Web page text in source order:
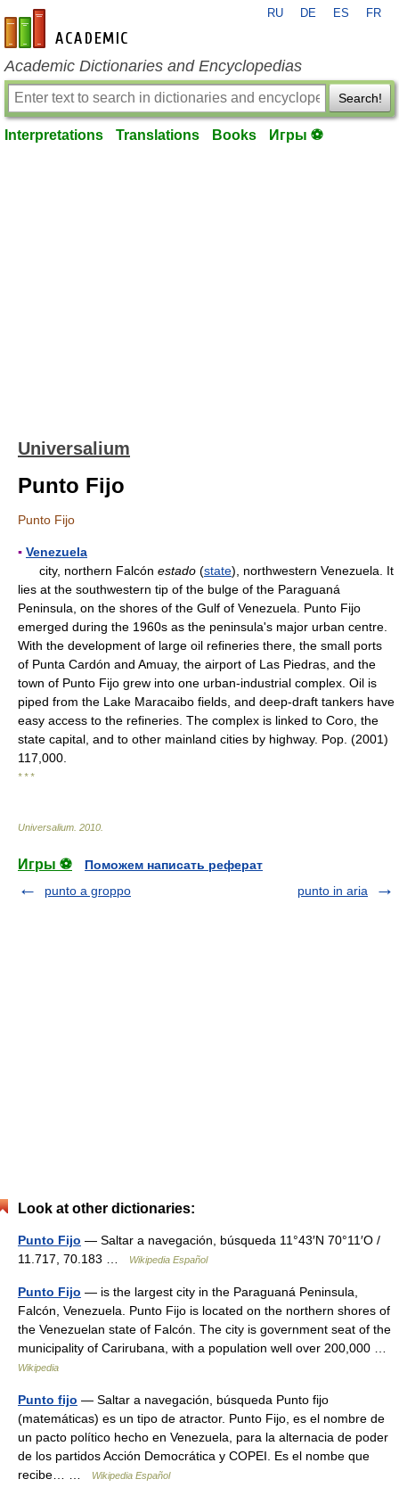
en-academic.com
RU DE ES FR
Academic Dictionaries and Encyclopedias
Search!
Interpretations Translations Books Игры ⚽
Universalium
Punto Fijo
Punto Fijo
▪ Venezuela
city, northern Falcón estado (state), northwestern Venezuela. It
lies at the southwestern tip of the bulge of the Paraguaná
Peninsula, on the shores of the Gulf of Venezuela. Punto Fijo
emerged during the 1960s as the peninsula's major urban centre.
With the development of large oil refineries there, the small ports
of Punta Cardón and Amuay, the airport of Las Piedras, and the
town of Punto Fijo grew into one urban-industrial complex. Oil is
piped from the Lake Maracaibo fields, and deep-draft tankers have
easy access to the refineries. The complex is linked to Coro, the
state capital, and to other mainland cities by highway. Pop. (2001)
117,000.
* * *
Universalium 2010
Игры ⚽
Поможем написать реферат
punto a groppo
punto in aria
Look at other dictionaries:
Punto Fijo — Saltar a navegación, búsqueda 11°43′N 70°11′O /
11.717, 70.183 …
Wikipedia Español
Punto Fijo — is the largest city in the Paraguaná Peninsula,
Falcón, Venezuela. Punto Fijo is located on the northern shores of
the Venezuelan state of Falcón. The city is government seat of the
municipality of Carirubana, with a population well over 200,000 …
Wikipedia
Punto fijo — Saltar a navegación, búsqueda Punto fijo
(matemáticas) es un tipo de atractor. Punto Fijo, es el nombre de
un pacto político hecho en Venezuela, para la alternacia de poder
de los partidos Acción Democrática y COPEI. Es el nombe que
recibe… …
Wikipedia Español